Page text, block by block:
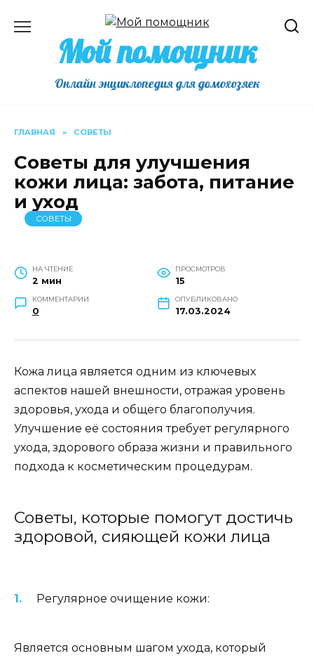
содержаниюМой помощник
Онлайн энциклопедия для домохозяек
ГЛАВНАЯ » СОВЕТЫ
Советы для улучшения
кожи лица: забота, питание
и уход
СОВЕТЫ
НА ЧТЕНИЕ
2 мин
ПРОСМОТРОВ
15
КОММЕНТАРИИ
0
ОПУБЛИКОВАНО
17.03.2024
Кожа лица является одним из ключевых
аспектов нашей внешности, отражая уровень
здоровья, ухода и общего благополучия.
Улучшение её состояния требует регулярного
ухода, здорового образа жизни и правильного
подхода к косметическим процедурам.
Советы, которые помогут достичь
здоровой, сияющей кожи лица
Регулярное очищение кожи:
Является основным шагом ухода, который